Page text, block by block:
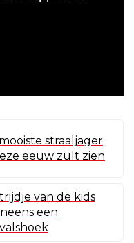
straaljager
eeuw zult zien
van de kids
een